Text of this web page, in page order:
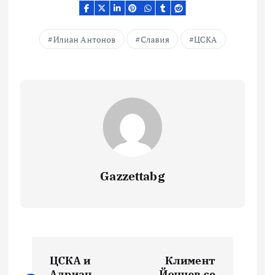
Илиан Антонов Славия ЦСКА
Gazzettabg
Навигация
ЦСКА и
Климент